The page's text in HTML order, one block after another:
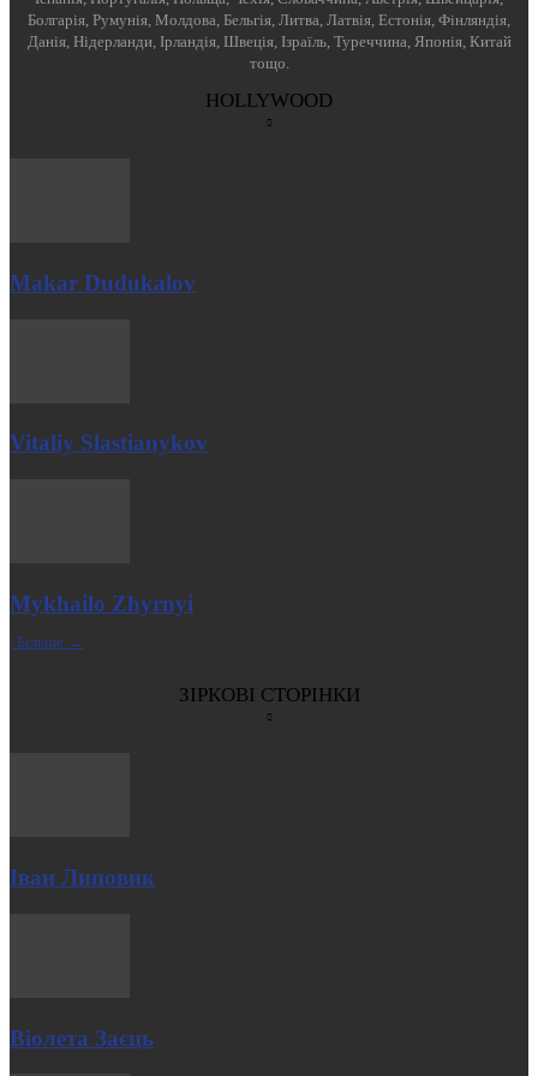
Болгарія, Румунія, Молдова, Бельгія, Литва, Латвія, Естонія, Фінляндія,
Данія, Нідерланди, Ірландія, Швеція, Ізраїль, Туреччина, Японія, Китай
тощо.
HOLLYWOOD
Makar Dudukalov
Vitaliy Slastianykov
Mykhailo Zhyrnyi
| Більше →
ЗІРКОВІ СТОРІНКИ
Іван Липовик
Віолета Заєць